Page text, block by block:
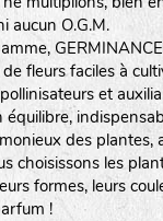
aucun O.G.M.
fleurs faciles à
et
des plantes,
choisissons les
formes, leurs
!